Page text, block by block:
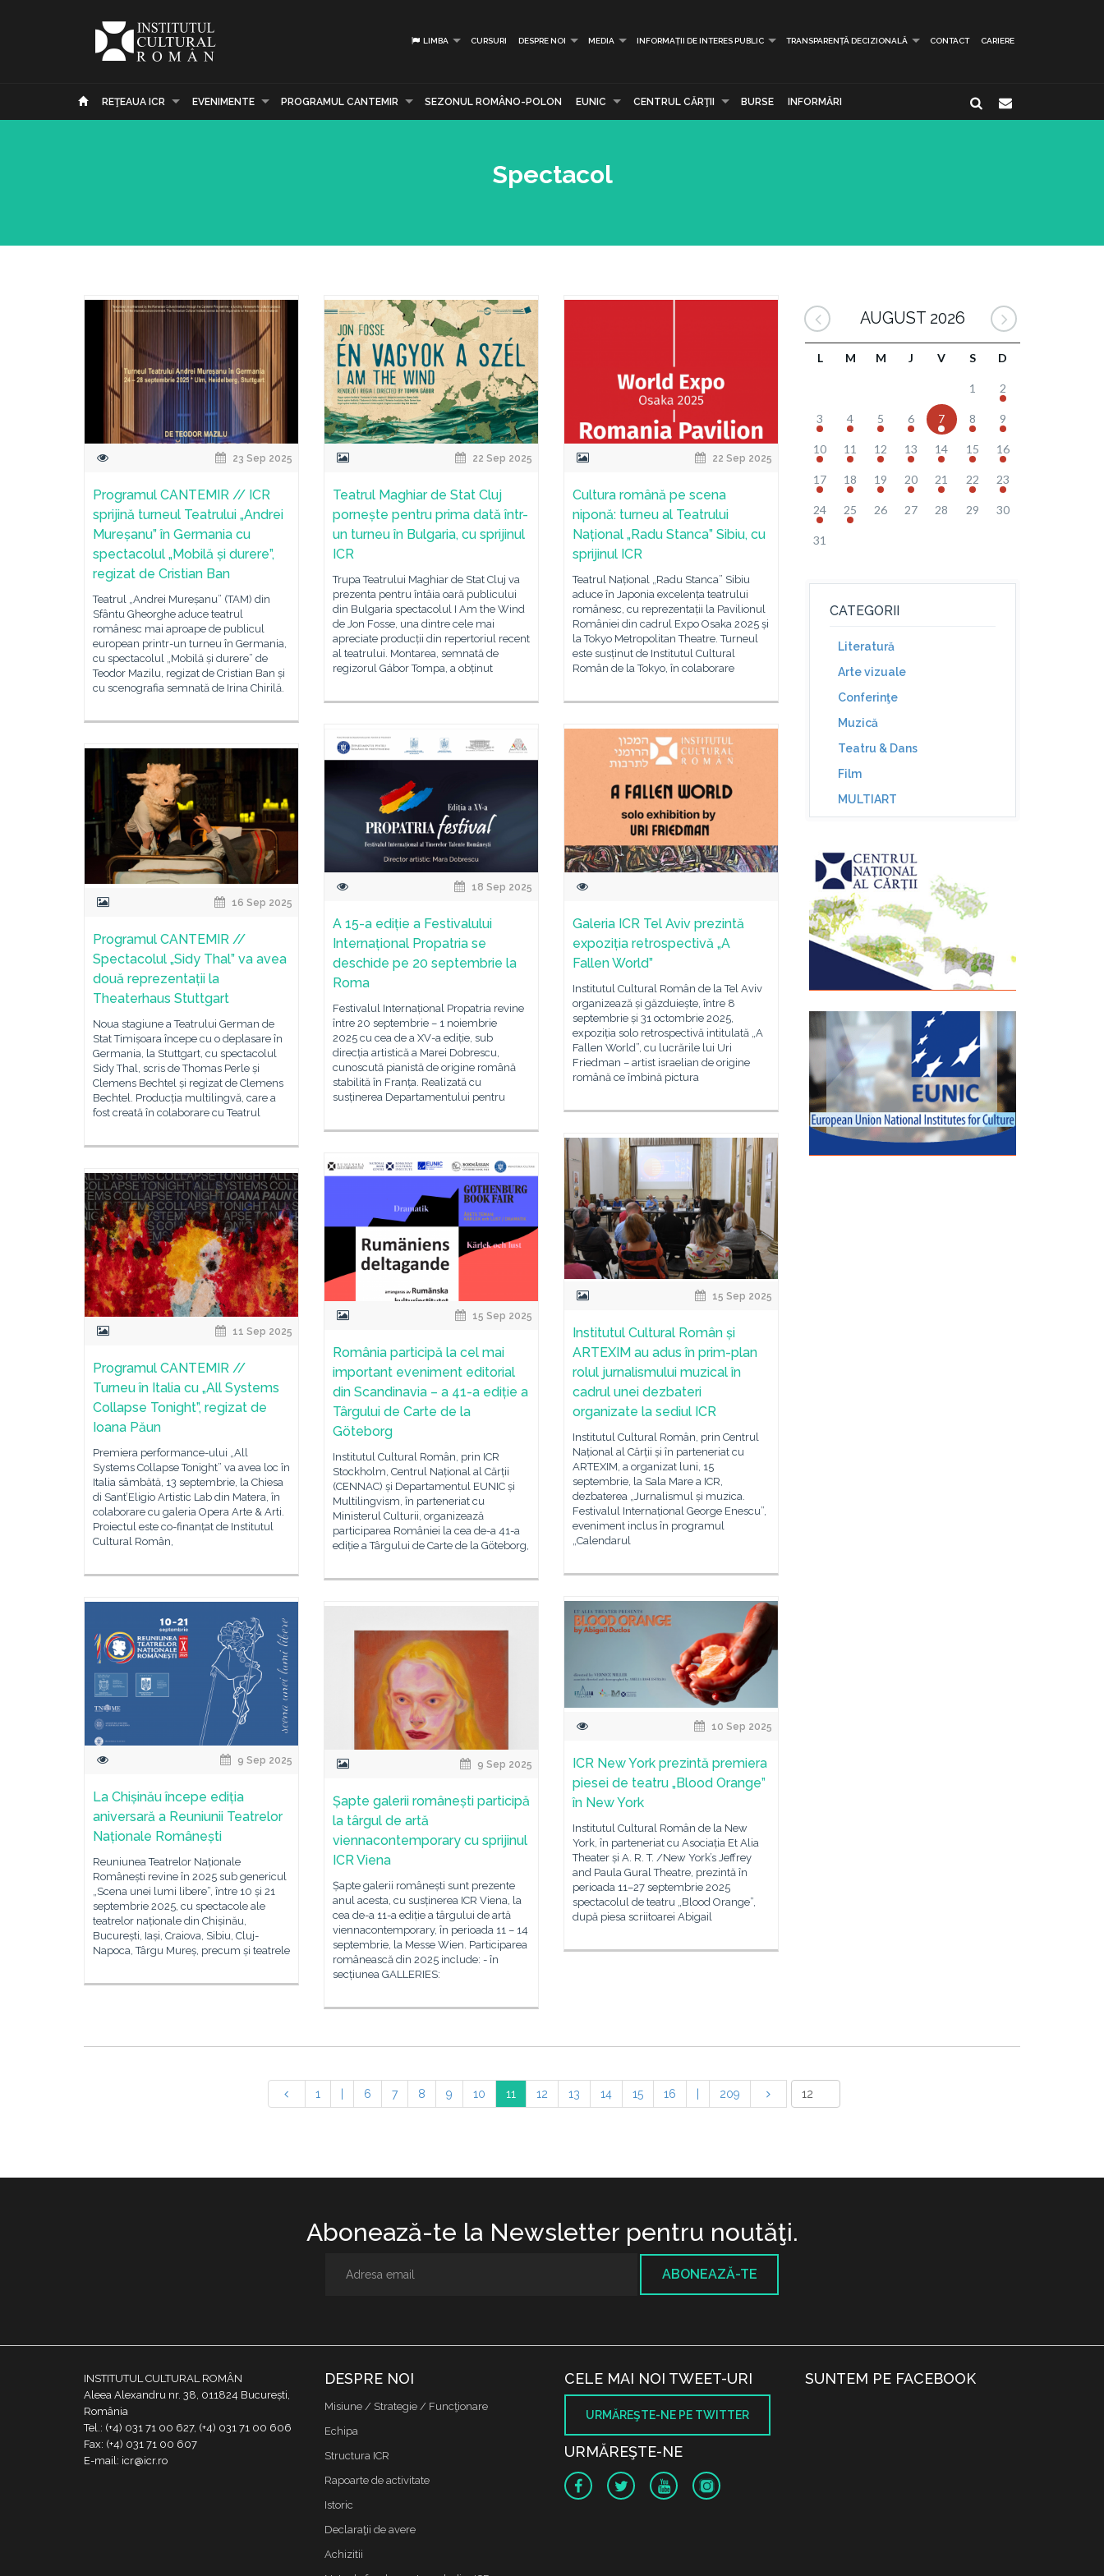
LIMBA CURSURI DESPRE NOI MEDIA INFORMAȚII DE INTERES PUBLIC TRANSPARENȚĂ DECIZIONALĂ CONTACT CARIERE
REŢEAUA ICR EVENIMENTE PROGRAMUL CANTEMIR SEZONUL ROMÂNO-POLON EUNIC CENTRUL CĂRŢII BURSE INFORMĂRI
Spectacol
23 Sep 2025
Programul CANTEMIR // ICR
sprijină turneul Teatrului „Andrei
Mureșanu” în Germania cu
spectacolul „Mobilă și durere”,
regizat de Cristian Ban
Teatrul „Andrei Mureșanu” (TAM) din
Sfântu Gheorghe aduce teatrul
românesc mai aproape de publicul
european printr-un turneu în Germania,
cu spectacolul „Mobilă și durere” de
Teodor Mazilu, regizat de Cristian Ban și
cu scenografia semnată de Irina Chirilă.
22 Sep 2025
Teatrul Maghiar de Stat Cluj
pornește pentru prima dată într-
un turneu în Bulgaria, cu sprijinul
ICR
Trupa Teatrului Maghiar de Stat Cluj va
prezenta pentru întâia oară publicului
din Bulgaria spectacolul I Am the Wind
de Jon Fosse, una dintre cele mai
apreciate producții din repertoriul recent
al teatrului. Montarea, semnată de
regizorul Gábor Tompa, a obținut
22 Sep 2025
Cultura română pe scena
niponă: turneu al Teatrului
Național „Radu Stanca” Sibiu, cu
sprijinul ICR
Teatrul Național „Radu Stanca” Sibiu
aduce în Japonia excelența teatrului
românesc, cu reprezentații la Pavilionul
României din cadrul Expo Osaka 2025 și
la Tokyo Metropolitan Theatre. Turneul
este susținut de Institutul Cultural
Român de la Tokyo, în colaborare
18 Sep 2025
A 15-a ediție a Festivalului
Internațional Propatria se
deschide pe 20 septembrie la
Roma
Festivalul Internațional Propatria revine
între 20 septembrie – 1 noiembrie
2025 cu cea de a XV-a ediție, sub
direcția artistică a Marei Dobrescu,
cunoscută pianistă de origine română
stabilită în Franța. Realizată cu
susținerea Departamentului pentru
Galeria ICR Tel Aviv prezintă
expoziția retrospectivă „A
Fallen World”
Institutul Cultural Român de la Tel Aviv
organizează și găzduiește, între 8
septembrie și 31 octombrie 2025,
expoziția solo retrospectivă intitulată „A
Fallen World”, cu lucrările lui Uri
Friedman – artist israelian de origine
română ce îmbină pictura
16 Sep 2025
Programul CANTEMIR //
Spectacolul „Sidy Thal” va avea
două reprezentații la
Theaterhaus Stuttgart
Noua stagiune a Teatrului German de
Stat Timișoara începe cu o deplasare în
Germania, la Stuttgart, cu spectacolul
Sidy Thal, scris de Thomas Perle și
Clemens Bechtel și regizat de Clemens
Bechtel. Producția multilingvă, care a
fost creată în colaborare cu Teatrul
15 Sep 2025
Institutul Cultural Român și
ARTEXIM au adus în prim-plan
rolul jurnalismului muzical în
cadrul unei dezbateri
organizate la sediul ICR
Institutul Cultural Român, prin Centrul
Național al Cărții și în parteneriat cu
ARTEXIM, a organizat luni, 15
septembrie, la Sala Mare a ICR,
dezbaterea „Jurnalismul și muzica.
Festivalul Internațional George Enescu”,
eveniment inclus în programul
„Calendarul
15 Sep 2025
România participă la cel mai
important eveniment editorial
din Scandinavia – a 41-a ediție a
Târgului de Carte de la
Göteborg
Institutul Cultural Român, prin ICR
Stockholm, Centrul Național al Cărții
(CENNAC) și Departamentul EUNIC și
Multilingvism, în parteneriat cu
Ministerul Culturii, organizează
participarea României la cea de-a 41-a
ediție a Târgului de Carte de la Göteborg,
11 Sep 2025
Programul CANTEMIR //
Turneu în Italia cu „All Systems
Collapse Tonight”, regizat de
Ioana Păun
Premiera performance-ului „All
Systems Collapse Tonight” va avea loc în
Italia sâmbătă, 13 septembrie, la Chiesa
di Sant’Eligio Artistic Lab din Matera, în
colaborare cu galeria Opera Arte & Arti.
Proiectul este co-finanțat de Institutul
Cultural Român,
10 Sep 2025
ICR New York prezintă premiera
piesei de teatru „Blood Orange”
în New York
Institutul Cultural Român de la New
York, în parteneriat cu Asociația Et Alia
Theater și A. R. T. /New York’s Jeffrey
and Paula Gural Theatre, prezintă în
perioada 11–27 septembrie 2025
spectacolul de teatru „Blood Orange”,
după piesa scriitoarei Abigail
9 Sep 2025
La Chișinău începe ediția
aniversară a Reuniunii Teatrelor
Naționale Românești
Reuniunea Teatrelor Naționale
Românești revine în 2025 sub genericul
„Scena unei lumi libere”, între 10 și 21
septembrie 2025, cu spectacole ale
teatrelor naționale din Chișinău,
București, Iași, Craiova, Sibiu, Cluj-
Napoca, Târgu Mureș, precum și teatrele
9 Sep 2025
Șapte galerii românești participă
la târgul de artă
viennacontemporary cu sprijinul
ICR Viena
Șapte galerii românești sunt prezente
anul acesta, cu susținerea ICR Viena, la
cea de-a 11-a ediție a târgului de artă
viennacontemporary, în perioada 11 – 14
septembrie, la Messe Wien. Participarea
românească din 2025 include: - în
secțiunea GALLERIES:
AUGUST 2026
L M M J V S D
1 2
3 4 5 6 7 8 9
10 11 12 13 14 15 16
17 18 19 20 21 22 23
24 25 26 27 28 29 30
31
CATEGORII
Literatură
Arte vizuale
Conferinţe
Muzică
Teatru & Dans
Film
MULTIART
1 6 7 8 9 10 11 12 13 14 15 16 209
Abonează-te la Newsletter pentru noutăţi.
ABONEAZĂ-TE
INSTITUTUL CULTURAL ROMÂN
Aleea Alexandru nr. 38, 011824 București,
România
Tel.: (+4) 031 71 00 627, (+4) 031 71 00 606
Fax: (+4) 031 71 00 607
E-mail: icr@icr.ro
DESPRE NOI
Misiune / Strategie / Funcţionare
Echipa
Structura ICR
Rapoarte de activitate
Istoric
Declaraţii de avere
Achizitii
CELE MAI NOI TWEET-URI
URMĂREŞTE-NE PE TWITTER
URMĂREŞTE-NE
SUNTEM PE FACEBOOK